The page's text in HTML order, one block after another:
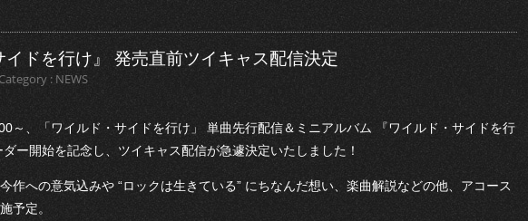
イドを行け』 発売直前ツイキャス配信決定
: NEWS
～、「ワイルド・サイドを行け」 単曲先行配信＆ミニアルバム 『ワイルド・サイドを行
ー開始を記念し、ツイキャス配信が急遽決定いたしました！
作への意気込みや “ロックは生きている” にちなんだ想い、楽曲解説などの他、アコース
予定。